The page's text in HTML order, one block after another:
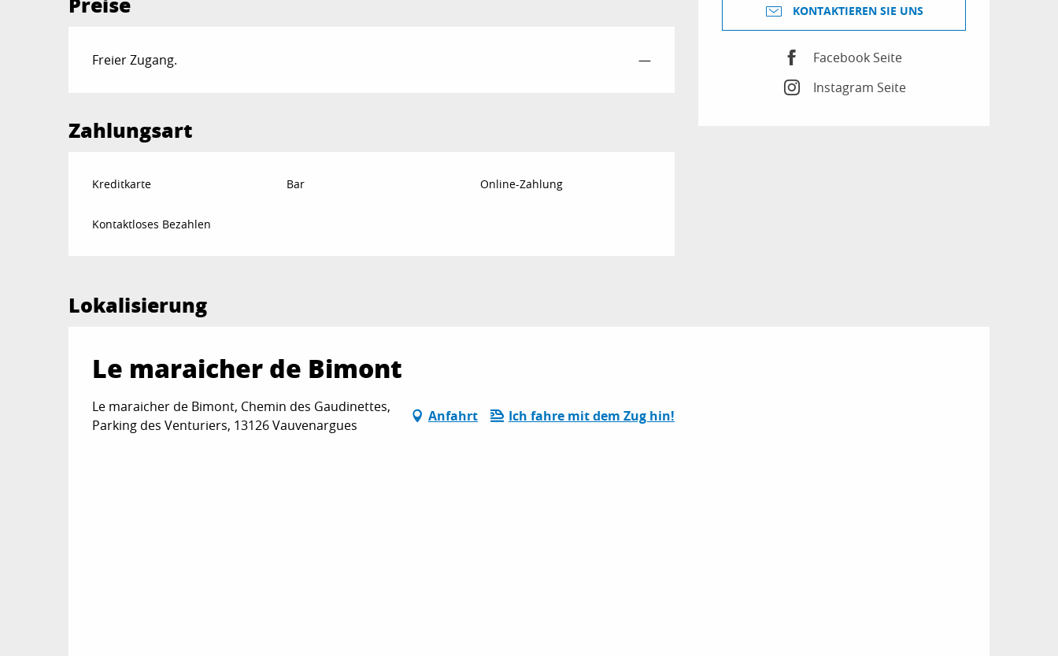
KONTAKTIEREN SIE UNS
Facebook Seite
Instagram Seite
Freier Zugang. —
Zahlungsart
Kreditkarte Bar Online-Zahlung
Kontaktloses Bezahlen
Lokalisierung
Le maraicher de Bimont
Le maraicher de Bimont, Chemin des Gaudinettes,
Parking des Venturiers, 13126 Vauvenargues
Anfahrt Ich fahre mit dem Zug hin!